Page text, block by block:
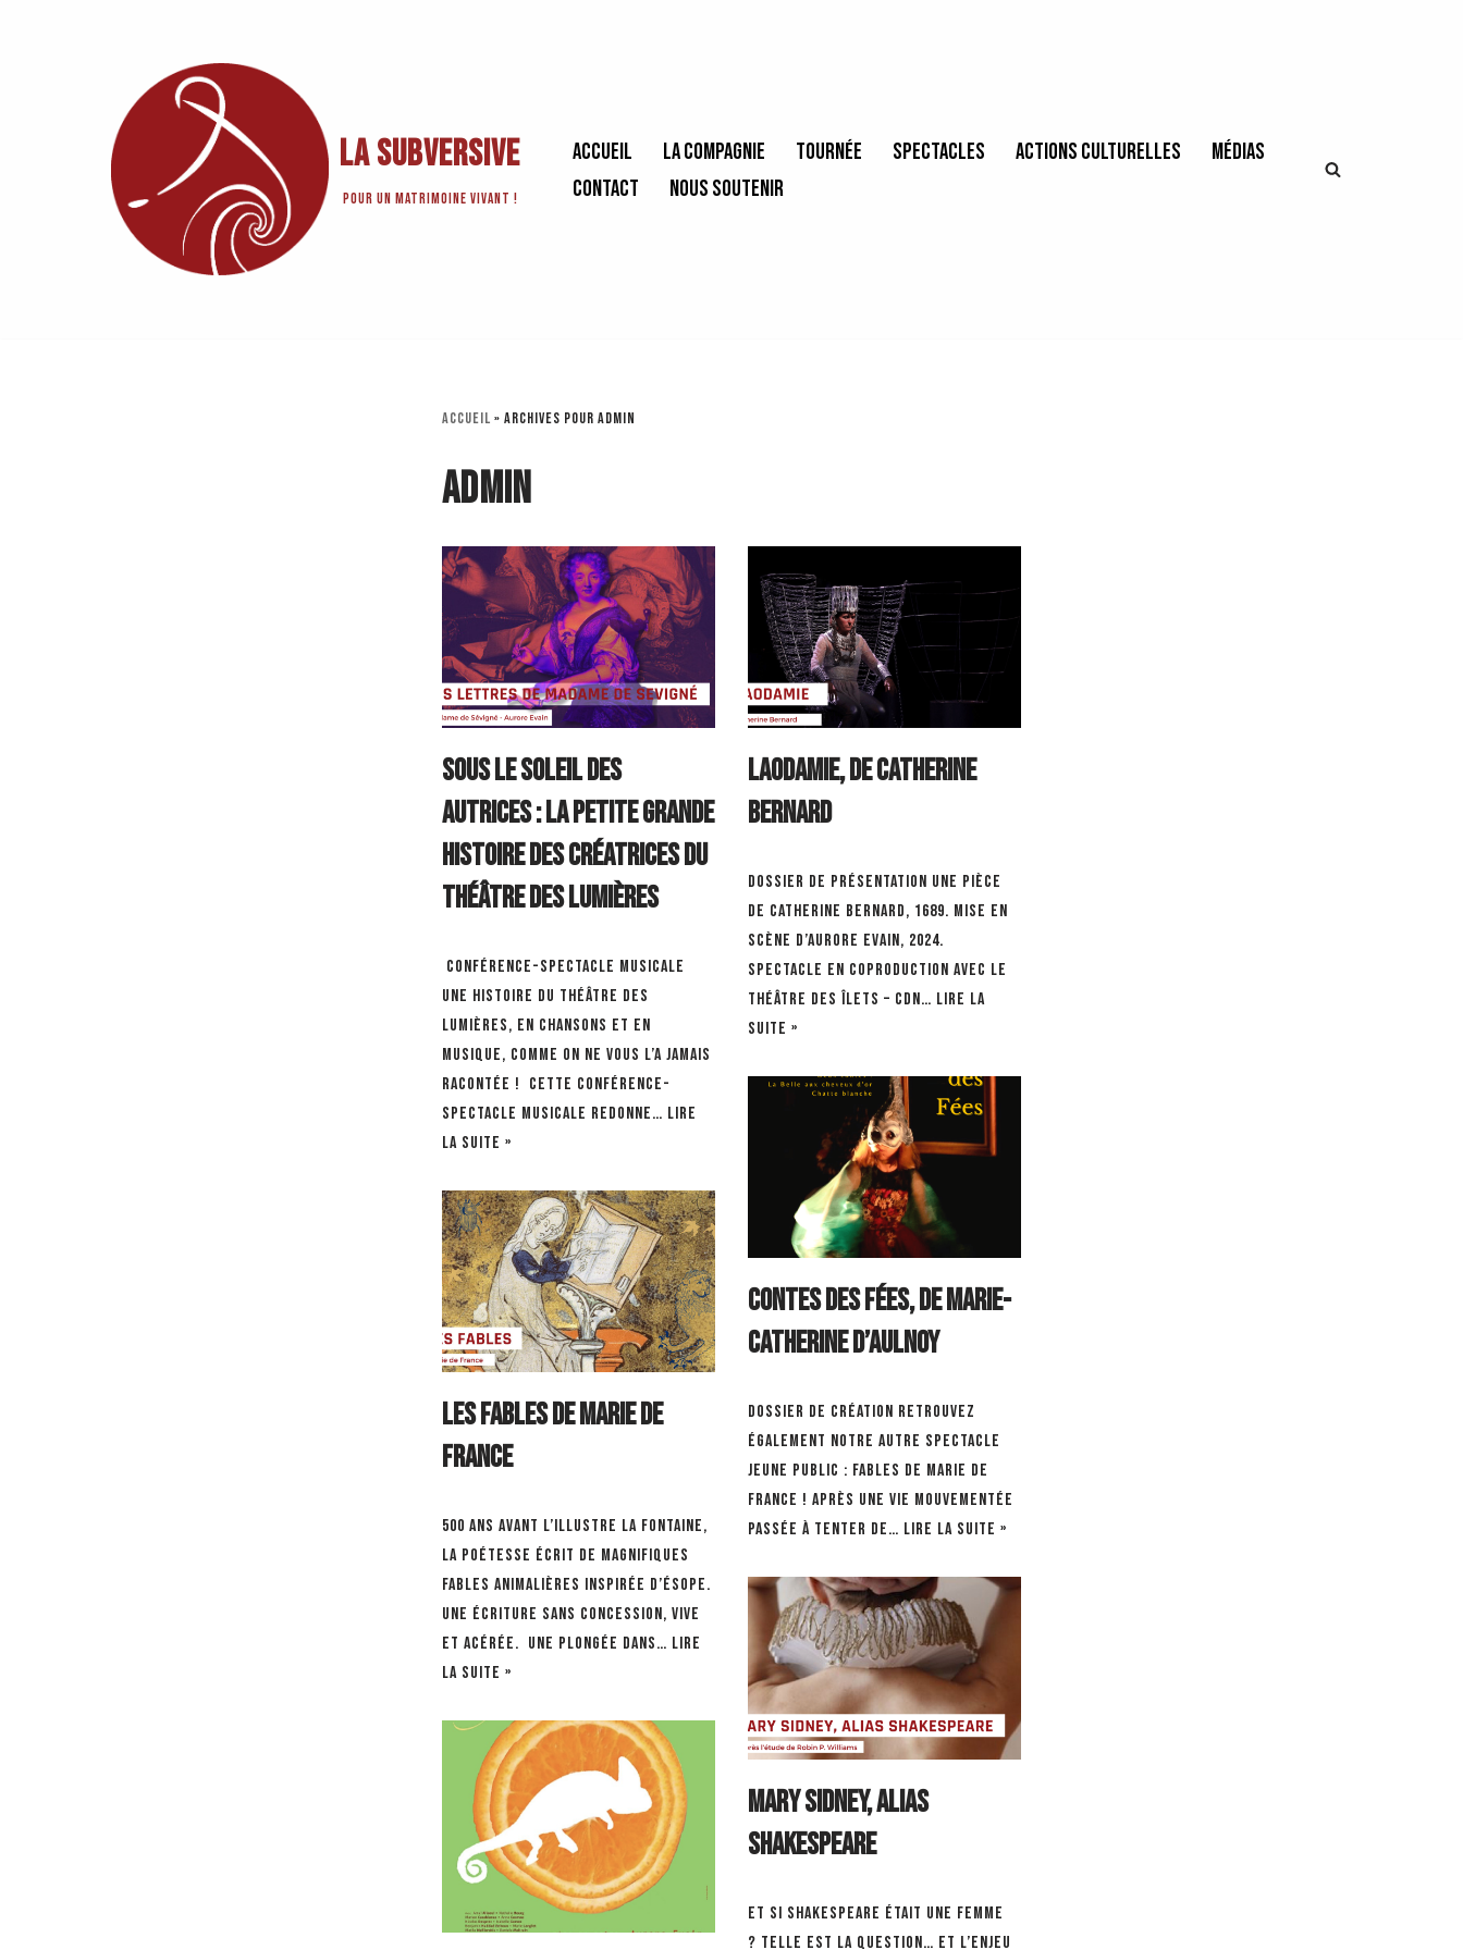
La Subversive
Pour un matrimoine vivant !
Accueil La Compagnie Tournée Spectacles Actions culturelles
Médias
Contact
Nous soutenir
Accueil »Archives pour admin
admin
Sous le soleil des
autrices : la petite Grande
histoire des créatrices du
Théâtre des Lumières
Conférence-spectacle musicale
Une histoire du théâtre des
Lumières, en chansons et en
musique, comme on ne vous l’a jamais
racontée ! Cette conférence-
spectacle musicale redonne… Lire
la suite »
Laodamie, de Catherine
Bernard
Dossier de présentation Une pièce
de Catherine Bernard, 1689. Mise en
scène d’Aurore Evain, 2024.
Spectacle en coproduction avec le
Théâtre des Îlets – CDN… Lire la
suite »
Contes des Fées, de Marie-
Catherine d’Aulnoy
Dossier de création Retrouvez
également notre autre spectacle
Jeune Public : Fables de Marie de
France ! Après une vie mouvementée
passée à tenter de… Lire la suite »
Les Fables de Marie de
France
500 ans avant l’illustre La Fontaine,
la poétesse écrit de magnifiques
fables animalières inspirée d’Ésope.
Une écriture sans concession, vive
et acérée. Une plongée dans… Lire
la suite »
Mary Sidney, alias
Shakespeare
Et si Shakespeare était une femme
? Telle est la question… et l’enjeu